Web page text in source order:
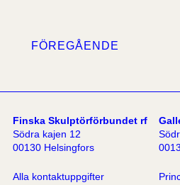
FÖREGÅENDE
Finska Skulptörförbundet rf
Södra kajen 12
00130 Helsingfors
Alla kontaktuppgifter